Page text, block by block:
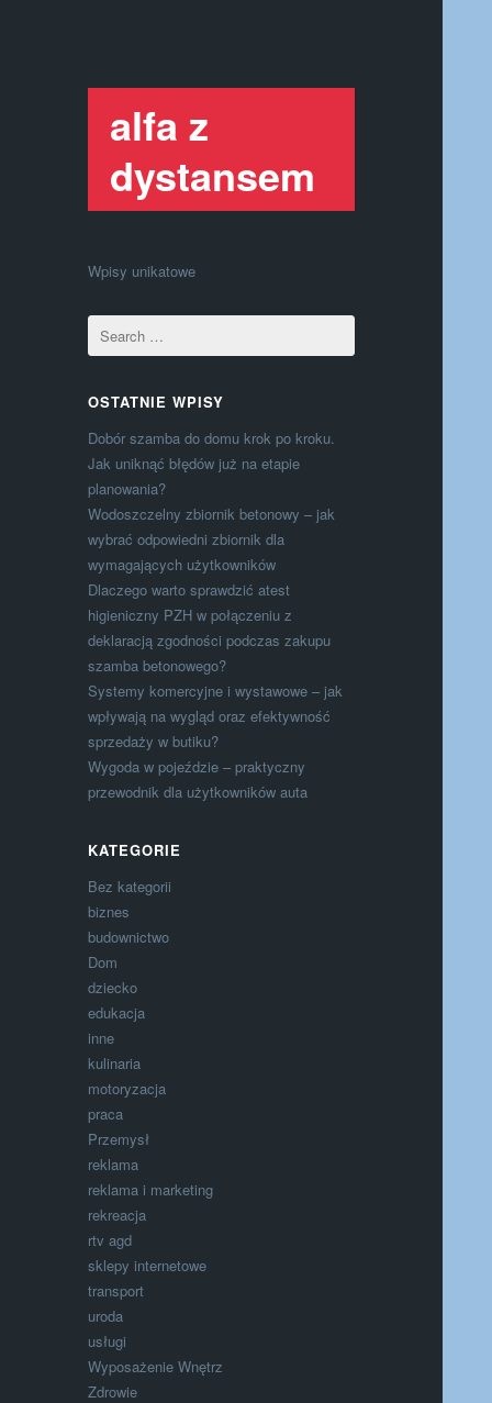
alfa z
dystansem
Wpisy unikatowe
OSTATNIE WPISY
Dobór szamba do domu krok po kroku.
Jak uniknąć błędów już na etapie
planowania?
Wodoszczelny zbiornik betonowy – jak
wybrać odpowiedni zbiornik dla
wymagających użytkowników
Dlaczego warto sprawdzić atest
higieniczny PZH w połączeniu z
deklaracją zgodności podczas zakupu
szamba betonowego?
Systemy komercyjne i wystawowe – jak
wpływają na wygląd oraz efektywność
sprzedaży w butiku?
Wygoda w pojeździe – praktyczny
przewodnik dla użytkowników auta
KATEGORIE
Bez kategorii
biznes
budownictwo
Dom
dziecko
edukacja
inne
kulinaria
motoryzacja
praca
Przemysł
reklama
reklama i marketing
rekreacja
rtv agd
sklepy internetowe
transport
uroda
usługi
Wyposażenie Wnętrz
Zdrowie